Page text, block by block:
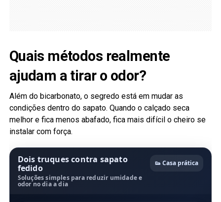
Quais métodos realmente
ajudam a tirar o odor?
Além do bicarbonato, o segredo está em mudar as
condições dentro do sapato. Quando o calçado seca
melhor e fica menos abafado, fica mais difícil o cheiro se
instalar com força.
Dois truques contra sapato
fedido
Soluções simples para reduzir umidade e
odor no dia a dia
👟 Casa prática